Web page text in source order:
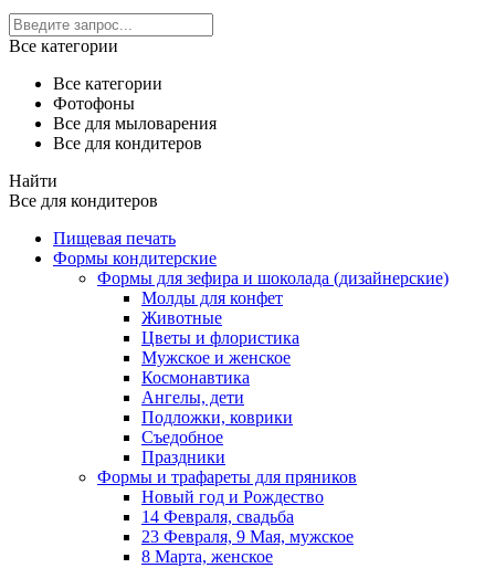
Все категории
Все категории
Фотофоны
Все для мыловарения
Все для кондитеров
Найти
Все для кондитеров
Пищевая печать
Формы кондитерские
Формы для зефира и шоколада (дизайнерские)
Молды для конфет
Животные
Цветы и флористика
Мужское и женское
Космонавтика
Ангелы, дети
Подложки, коврики
Съедобное
Праздники
Формы и трафареты для пряников
Новый год и Рождество
14 Февраля, свадьба
23 Февраля, 9 Мая, мужское
8 Марта, женское